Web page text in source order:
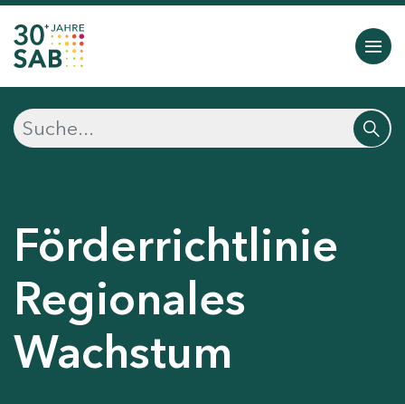
Förderrichtlinie
Regionales
Wachstum